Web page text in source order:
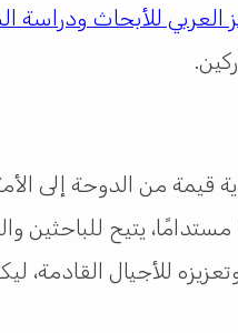
العربي للأبحاث ودراسة
من الدوحة إلى
يتيح للباحثين
للأجيال